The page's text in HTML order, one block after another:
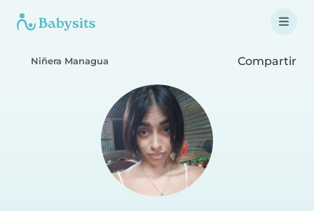
Niñera Managua Compartir